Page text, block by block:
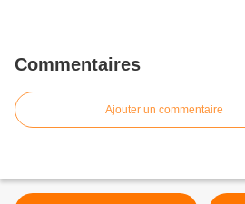
Commentaires
Ajouter un commentaire